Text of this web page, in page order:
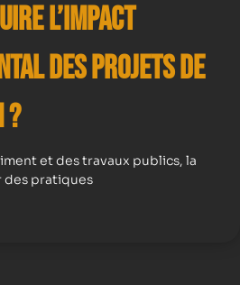
l’Impact
des Projets de
et des travaux publics, la
des pratiques